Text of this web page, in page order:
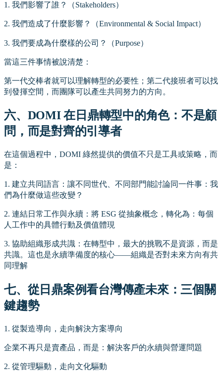
1. 我們影響了誰？（Stakeholders）
2. 我們造成了什麼影響？（Environmental & Social Impact）
3. 我們要成為什麼樣的公司？（Purpose）
當這三件事情被說清楚：
第一代交棒者就可以理解轉型的必要性；第二代接班者可以找
到發揮空間，而團隊可以產生共同努力的方向。
六、DOMI 在日鼎轉型中的角色：不是顧
問，而是對齊的引導者
在這個過程中，DOMI 綠然提供的價值不只是工具或策略，而
是：
1. 建立共同語言：讓不同世代、不同部門能討論同一件事：我
們為什麼做這些改變？
2. 連結日常工作與永續：將 ESG 從抽象概念，轉化為：每個
人工作中的具體行動及價值體現
3. 協助組織形成共識：在轉型中，最大的挑戰不是資源，而是
共識。這也是永續準備度的核心——組織是否對未來方向有共
同理解
七、從日鼎案例看台灣傳產未來：三個關
鍵趨勢
1. 從製造導向，走向解決方案導向
企業不再只是賣產品，而是：解決客戶的永續與營運問題
2. 從管理驅動，走向文化驅動